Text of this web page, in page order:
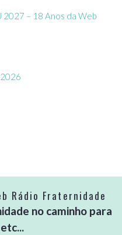
2027 – 18 Anos da Web
Rádio Fraternidade
no caminho para